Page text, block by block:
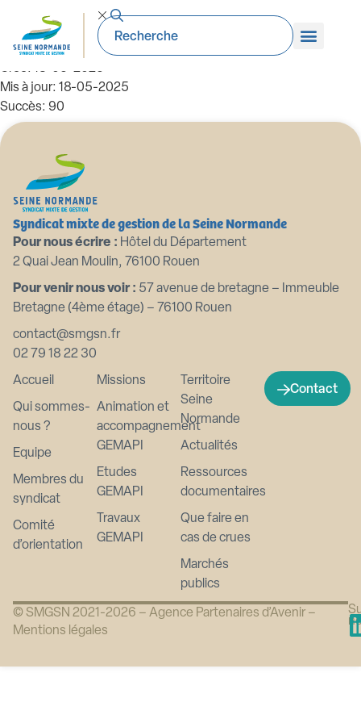
Délib 2020 01 02 election VP 31 01 2020
Taille du fichier: 851.19 KB
Créé: 18-05-2025
Mis à jour: 18-05-2025
Succès: 90
Syndicat mixte de gestion de la Seine Normande
Pour nous écrire : Hôtel du Département
2 Quai Jean Moulin, 76100 Rouen
Pour venir nous voir : 57 avenue de bretagne – Immeuble
Bretagne (4ème étage) – 76100 Rouen
contact@smgsn.fr
02 79 18 22 30
Accueil
Qui sommes-
nous ?
Equipe
Membres du
syndicat
Comité
d’orientation
Missions
Animation et
accompagnement
GEMAPI
Etudes
GEMAPI
Travaux
GEMAPI
Territoire
Seine
Normande
Actualités
Ressources
documentaires
Que faire en
cas de crues
Marchés
publics
Contact
© SMGSN 2021-2026 – Agence Partenaires d’Avenir –
Mentions légales